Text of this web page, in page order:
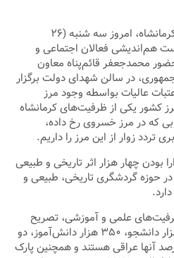
از کرمانشاه، امروز سه شنبه (۲۶
هم‌اندیشی فعالان اجتماعی و
محمدجعفر قائم‌پناه معاون
در سالن شهدای دولت برگزار
عالیات بواسطه وجود مرز
کشور یکی از ظرفیت‌های کرمانشاه
که در مرز خسروی رخ داده،
زوار از این مرز را داریم.
بودن چهار هزار اثر تاریخی و طبیعی
در حوزه گردشگری تاریخی، طبیعی و
علمی و آموزشی، تصریح
کرد:۹۰ واحد دانشگاهی و ۵۰ هزار دانشجو، ۳۵۰ هزار دانش‌آموز، دو
خارجی که ۹۵ درصد آنها عراقی هستند و همچنین پارک